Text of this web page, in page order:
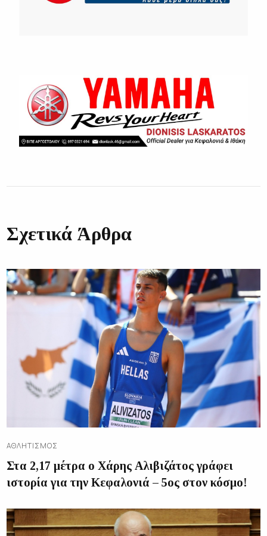
Σχετικά Άρθρα
ΑΘΛΗΤΙΣΜΌΣ
Στα 2,17 μέτρα ο Χάρης Αλιβιζάτος γράφει
ιστορία για την Κεφαλονιά – 5ος στον κόσμο!